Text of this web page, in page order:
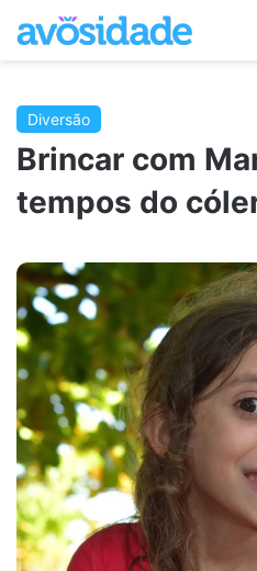
Diversão
Brincar com
tempos do